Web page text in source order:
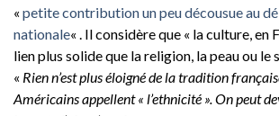
« petite contribution un peu décousue au
nationale« . Il considère que « la culture, en
lien plus solide que la religion, la peau ou le
« Rien n’est plus éloigné de la tradition
Américains appellent « l’ethnicité ». On peut